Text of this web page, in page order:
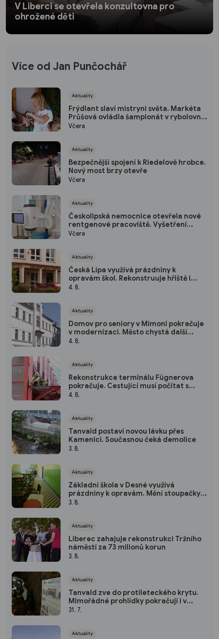
V Liberci se otevřela konzultovna pro
ohrožené děti
Více od Jan Punčochář
Aktuality
Frýdlant slaví mistryni světa. Markéta
Průšová ovládla šampionát v rybolovné
technice
Včera
Aktuality
Bezpečnější spojení k Riedelově hrobce.
Nový most brzy otevře
Včera
Aktuality
Českolipská nemocnice otevřela nové
rentgenové pracoviště. Vyšetření
budou rychlejší i šetrnější
Včera
Aktuality
Česká Lípa využívá prázdniny k
opravám škol. Rekonstruuje hřiště i
střechu školky
4. 8.
Aktuality
Domov pro seniory v Mimoni pokračuje
v modernizaci. Město chystá další
investice
4. 8.
Aktuality
Rekonstrukce terminálu Fügnerova
pokračuje. Cestující musí počítat s
přesuny zastávek
4. 8.
Aktuality
Tanvald postaví novou lávku přes
Kamenici. Současnou čeká demolice
3. 8.
Aktuality
Základní škola v Desné využívá
prázdniny k opravám. Mění stoupačky i
osvětlení
3. 8.
Aktuality
Liberec zahajuje rekonstrukci Tržního
náměstí za 73 milionů korun
3. 8.
Aktuality
Tanvald zve do protileteckého krytu.
Mimořádné prohlídky pokračují i v
srpnu
31. 7.
Aktuality